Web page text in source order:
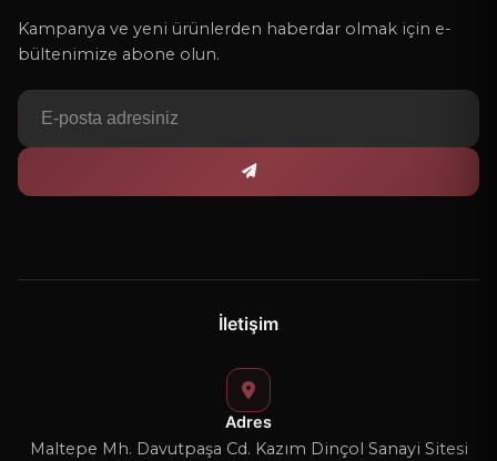
Kampanya ve yeni ürünlerden haberdar olmak için e-
bültenimize abone olun.
İletişim
Adres
Maltepe Mh. Davutpaşa Cd. Kazım Dinçol Sanayi Sitesi